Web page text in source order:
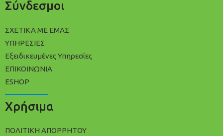
Σύνδεσμοι
ΣΧΕΤΙΚΑ ΜΕ ΕΜΑΣ
ΥΠΗΡΕΣΙΕΣ
Εξειδικευμένες Υπηρεσίες
ΕΠΙΚΟΙΝΩΝΙΑ
ESHOP
Χρήσιμα
ΠΟΛΙΤΙΚΉ ΑΠΟΡΡΉΤΟΥ